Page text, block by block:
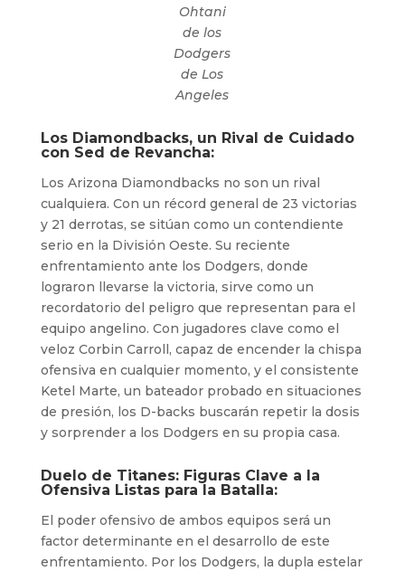
Ohtani
de los
Dodgers
de Los
Angeles
Los Diamondbacks, un Rival de Cuidado
con Sed de Revancha:
Los Arizona Diamondbacks no son un rival
cualquiera. Con un récord general de 23 victorias
y 21 derrotas, se sitúan como un contendiente
serio en la División Oeste. Su reciente
enfrentamiento ante los Dodgers, donde
lograron llevarse la victoria, sirve como un
recordatorio del peligro que representan para el
equipo angelino. Con jugadores clave como el
veloz Corbin Carroll, capaz de encender la chispa
ofensiva en cualquier momento, y el consistente
Ketel Marte, un bateador probado en situaciones
de presión, los D-backs buscarán repetir la dosis
y sorprender a los Dodgers en su propia casa.
Duelo de Titanes: Figuras Clave a la
Ofensiva Listas para la Batalla:
El poder ofensivo de ambos equipos será un
factor determinante en el desarrollo de este
enfrentamiento. Por los Dodgers, la dupla estelar